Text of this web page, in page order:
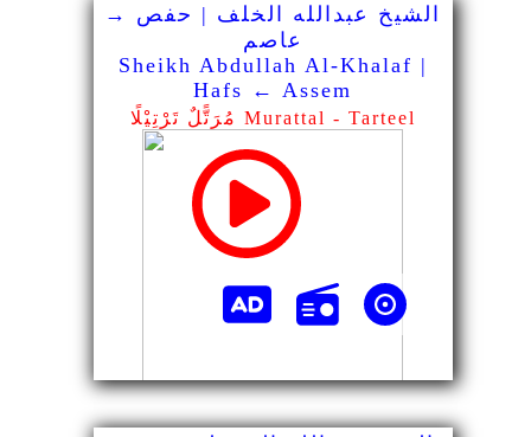
الشيخ عبدالله الخلف | حفص →
عاصم
Sheikh Abdullah Al-Khalaf |
Hafs ← Assem
مُرَتًّلٌ تَرْتِيْلًا Murattal - Tarteel